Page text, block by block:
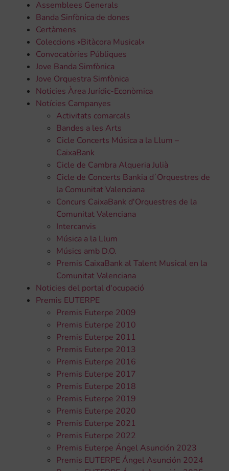
Assemblees Generals
Banda Sinfònica de dones
Certàmens
Coleccions «Bitàcora Musical»
Convocatòries Públiques
Jove Banda Simfònica
Jove Orquestra Simfònica
Noticies Àrea Jurídic-Econòmica
Notícies Campanyes
Activitats comarcals
Bandes a les Arts
Cicle Concerts Música a la Llum –
CaixaBank
Cicle de Cambra Alqueria Julià
Cicle de Concerts Bankia d´Orquestres de
la Comunitat Valenciana
Concurs CaixaBank d'Orquestres de la
Comunitat Valenciana
Intercanvis
Música a la Llum
Músics amb D.O.
Premis CaixaBank al Talent Musical en la
Comunitat Valenciana
Noticies del portal d'ocupació
Premis EUTERPE
Premis Euterpe 2009
Premis Euterpe 2010
Premis Euterpe 2011
Premis Euterpe 2013
Premis Euterpe 2016
Premis Euterpe 2017
Premis Euterpe 2018
Premis Euterpe 2019
Premis Euterpe 2020
Premis Euterpe 2021
Premis Euterpe 2022
Premis Euterpe Ángel Asunción 2023
Premis EUTERPE Ángel Asunción 2024